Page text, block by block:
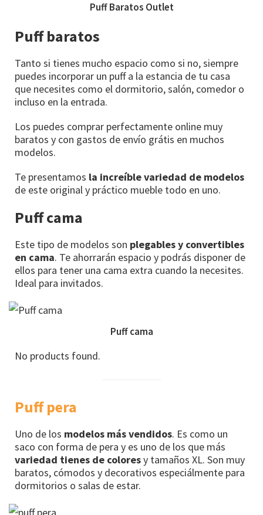
Puff Baratos Outlet
Puff baratos
Tanto si tienes mucho espacio como si no, siempre
puedes incorporar un puff a la estancia de tu casa
que necesites como el dormitorio, salón, comedor o
incluso en la entrada.
Los puedes comprar perfectamente online muy
baratos y con gastos de envío grátis en muchos
modelos.
Te presentamos la increíble variedad de modelos
de este original y práctico mueble todo en uno.
Puff cama
Este tipo de modelos son plegables y convertibles
en cama. Te ahorrarán espacio y podrás disponer de
ellos para tener una cama extra cuando la necesites.
Ideal para invitados.
Puff cama
No products found.
Puff pera
Uno de los modelos más vendidos. Es como un
saco con forma de pera y es uno de los que más
variedad tienes de coloresy tamaños XL. Son muy
baratos, cómodos y decorativos especiálmente para
dormitorios o salas de estar.